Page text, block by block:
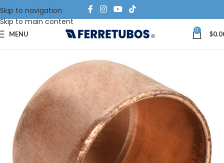
Skip to navigation
Skip to main content
MENU 0 $